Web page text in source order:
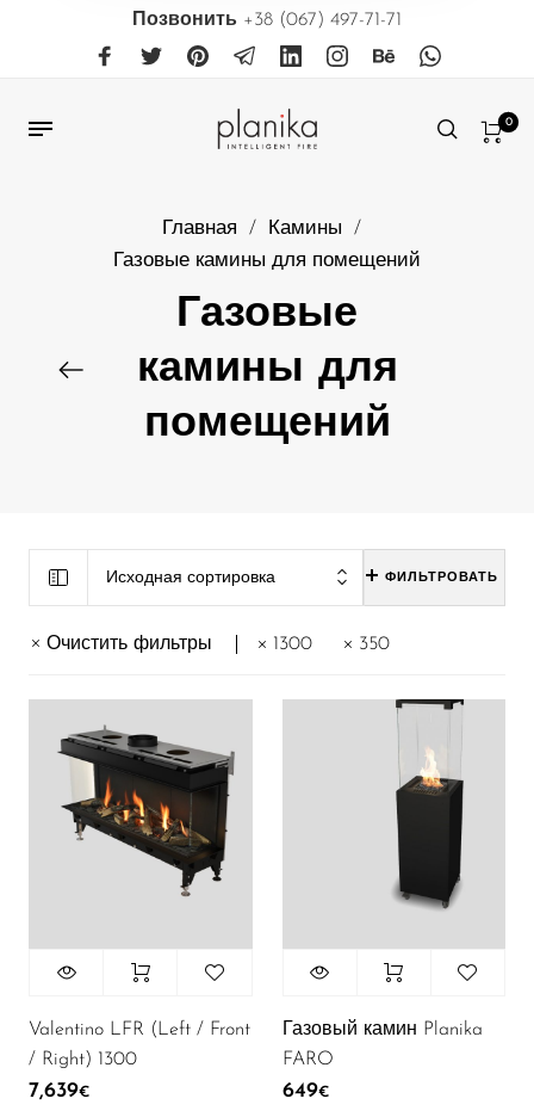
Позвонить +38 (067) 497-71-71
0
Главная / Камины
/
Газовые камины для помещений
Газовые
камины для
помещений
Исходная сортировка ФИЛЬТРОВАТЬ
Очистить фильтры 1300 350
Valentino LFR (Left / Front
/ Right) 1300
7,639€
Газовый камин Planika
FARO
649€